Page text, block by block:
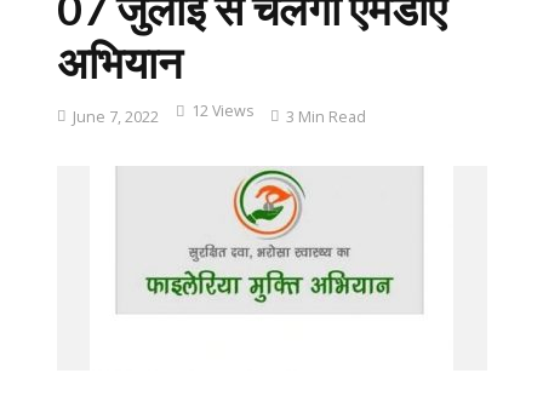
अभियान
June 7, 2022 12 Views 3 Min Read